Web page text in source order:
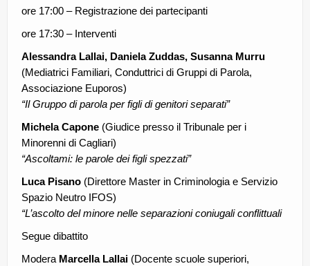
ore 17:00 – Registrazione dei partecipanti
ore 17:30 – Interventi
Alessandra Lallai, Daniela Zuddas, Susanna Murru
(Mediatrici Familiari, Conduttrici di Gruppi di Parola,
Associazione Euporos)
“Il Gruppo di parola per figli di genitori separati”
Michela Capone (Giudice presso il Tribunale per i
Minorenni di Cagliari)
“Ascoltami: le parole dei figli spezzati”
Luca Pisano (Direttore Master in Criminologia e Servizio
Spazio Neutro IFOS)
“L’ascolto del minore nelle separazioni coniugali conflittuali
Segue dibattito
Modera Marcella Lallai (Docente scuole superiori,